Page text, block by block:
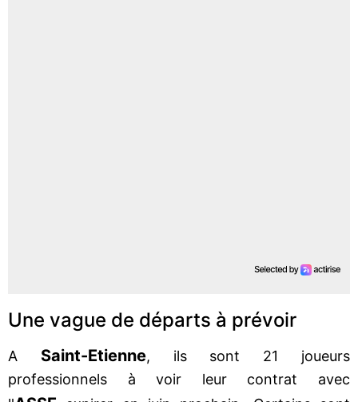
Une vague de départs à prévoir
A Saint-Etienne, ils sont 21 joueurs
professionnels à voir leur contrat avec